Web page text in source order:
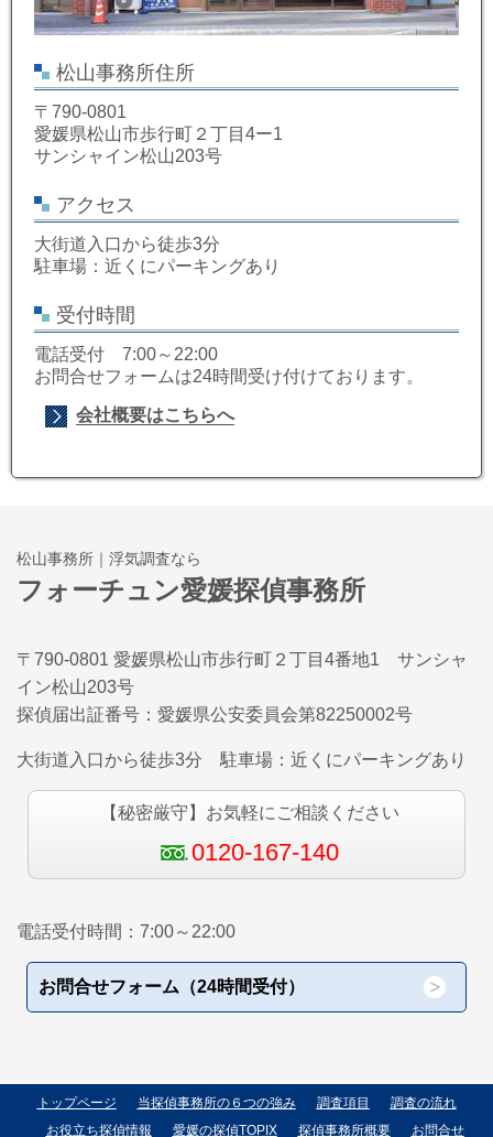
松山事務所住所
〒790-0801
愛媛県松山市歩行町２丁目4ー1
サンシャイン松山203号
アクセス
大街道入口から徒歩3分
駐車場：近くにパーキングあり
受付時間
電話受付 7:00～22:00
お問合せフォームは24時間受け付けております。
会社概要はこちらへ
松山事務所｜浮気調査なら
フォーチュン愛媛探偵事務所
〒790-0801 愛媛県松山市歩行町２丁目4番地1 サンシャ
イン松山203号
探偵届出証番号： 愛媛県公安委員会第82250002号
大街道入口から徒歩3分 駐車場：近くにパーキングあり
【秘密厳守】お気軽にご相談ください
0120-167-140
電話受付時間：7:00～22:00
お問合せフォーム（24時間受付）
トップページ 当探偵事務所の６つの強み 調査項目
調査の流れ
お役立ち探偵情報
愛媛の探偵TOPIX 探偵事務所概要 お問合せ